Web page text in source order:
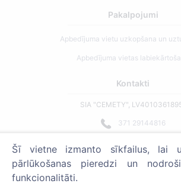
Pakalpojumi
Apbedījuma vietu uzkopšana un
Apbedījuma vietas
Kontakti
SIA "CEMETY",
371 29144816
Strādājam visā Latvijā!
Šī vietne izmanto sīkfailus, lai
pārlūkošanas pieredzi un
funkcionalitāti.